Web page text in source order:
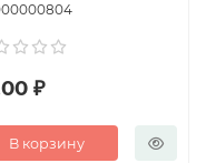
₽
В корзину